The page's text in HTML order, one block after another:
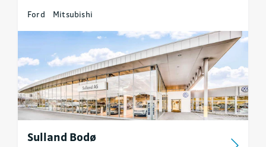
Ford Mitsubishi
Sulland Bodø